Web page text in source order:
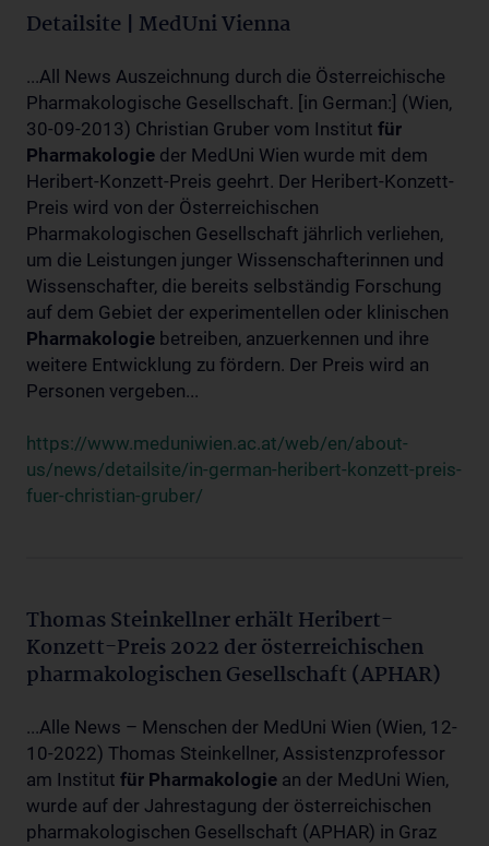
Detailsite | MedUni Vienna
...All News Auszeichnung durch die Österreichische
Pharmakologische Gesellschaft. [in German:] (Wien,
30-09-2013) Christian Gruber vom Institut für
Pharmakologie der MedUni Wien wurde mit dem
Heribert-Konzett-Preis geehrt. Der Heribert-Konzett-
Preis wird von der Österreichischen
Pharmakologischen Gesellschaft jährlich verliehen,
um die Leistungen junger Wissenschafterinnen und
Wissenschafter, die bereits selbständig Forschung
auf dem Gebiet der experimentellen oder klinischen
Pharmakologie betreiben, anzuerkennen und ihre
weitere Entwicklung zu fördern. Der Preis wird an
Personen vergeben...
https://www.meduniwien.ac.at/web/en/about-
us/news/detailsite/in-german-heribert-konzett-preis-
fuer-christian-gruber/
Thomas Steinkellner erhält Heribert-
Konzett-Preis 2022 der österreichischen
pharmakologischen Gesellschaft (APHAR)
...Alle News – Menschen der MedUni Wien (Wien, 12-
10-2022) Thomas Steinkellner, Assistenzprofessor
am Institut für Pharmakologie an der MedUni Wien,
wurde auf der Jahrestagung der österreichischen
pharmakologischen Gesellschaft (APHAR) in Graz